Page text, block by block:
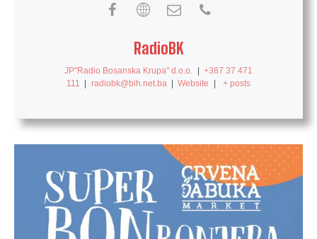
RadioBK
JP"Radio Bosanska Krupa" d.o.o. | +387 37 471
111
| radiobk@bih.net.ba | Website | + posts